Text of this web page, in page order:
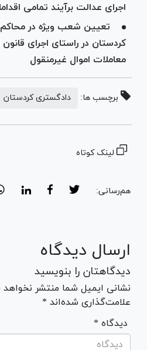
اجرای عدالت برآیند تمامی
تعیین شعب ویژه در
کردستان در راستای اجرای
معاملات اموال غیرمنقول
برچسب ها: دادگستری کردستان
لینک کوتاه
هم‌رسانی:
ارسال دیدگاه
دیدگاهتان را بنویسید
نشانی ایمیل شما منتشر
علامت‌گذاری شده‌اند *
* دیدگاه